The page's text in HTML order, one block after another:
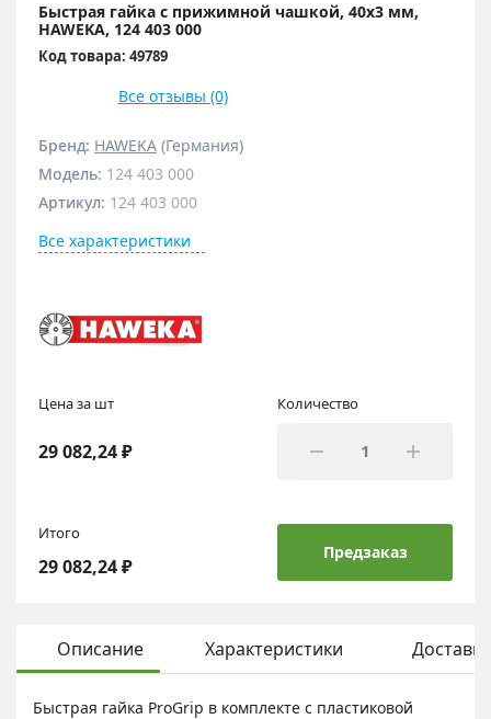
Быстрая гайка с прижимной чашкой, 40х3 мм,
HAWEKA, 124 403 000
Код товара: 49789
Все отзывы (0)
Бренд: HAWEKA (Германия)
Модель: 124 403 000
Артикул: 124 403 000
Все характеристики
Цена за шт
29 082,24 ₽
Количество
Итого
29 082,24 ₽
Предзаказ
Описание Характеристики Доставка
Быстрая гайка ProGrip в комплекте с пластиковой